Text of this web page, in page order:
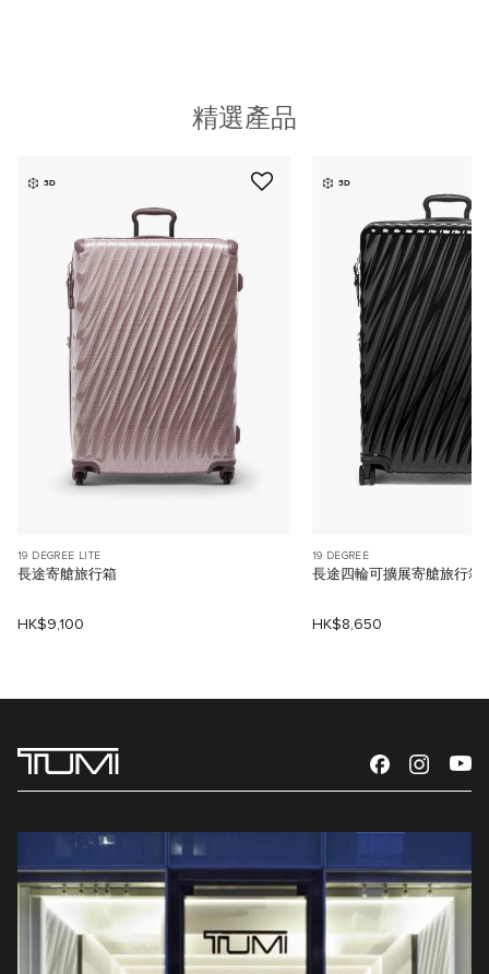
精選產品
3D
19 DEGREE LITE
長途寄艙旅行箱
HK$9,100
3D
19 DEGREE
長途四輪可擴展寄艙旅行箱
HK$8,650